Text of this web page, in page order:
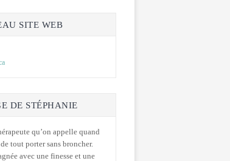
SITE WEB
DE STÉPHANIE
qu’on appelle quand
tout porter sans broncher.
avec une finesse et une